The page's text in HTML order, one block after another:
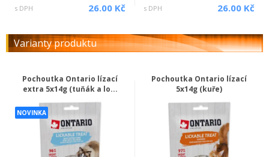
s DPH 26.00 Kč s DPH 26.00 Kč
Varianty produktu
Pochoutka Ontario lízací
extra 5x14g (tuňák a lo...
NOVINKA
Pochoutka Ontario lízací
5x14g (kuře)